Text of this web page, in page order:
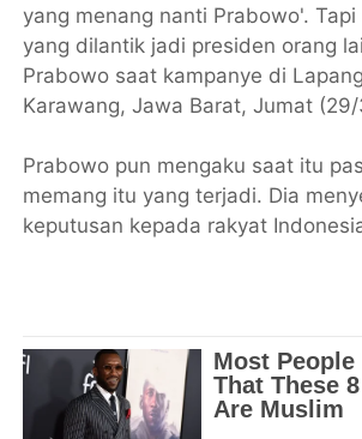
yang menang nanti Prabowo'.
yang dilantik jadi presiden orang
Prabowo saat kampanye di
Karawang, Jawa Barat, Jumat
Prabowo pun mengaku saat itu
memang itu yang terjadi. Dia
keputusan kepada rakyat